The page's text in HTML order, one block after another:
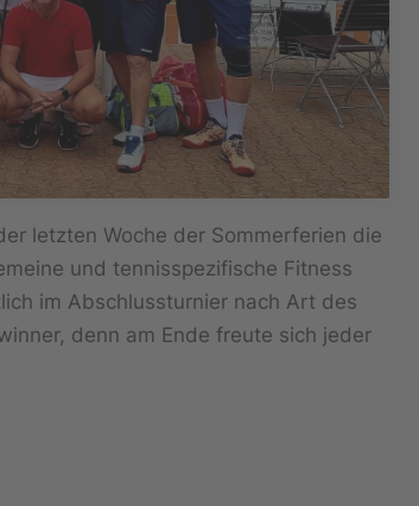
letzten Woche der Sommerferien die
und tennisspezifische Fitness
im Abschlussturnier nach Art des
denn am Ende freute sich jeder